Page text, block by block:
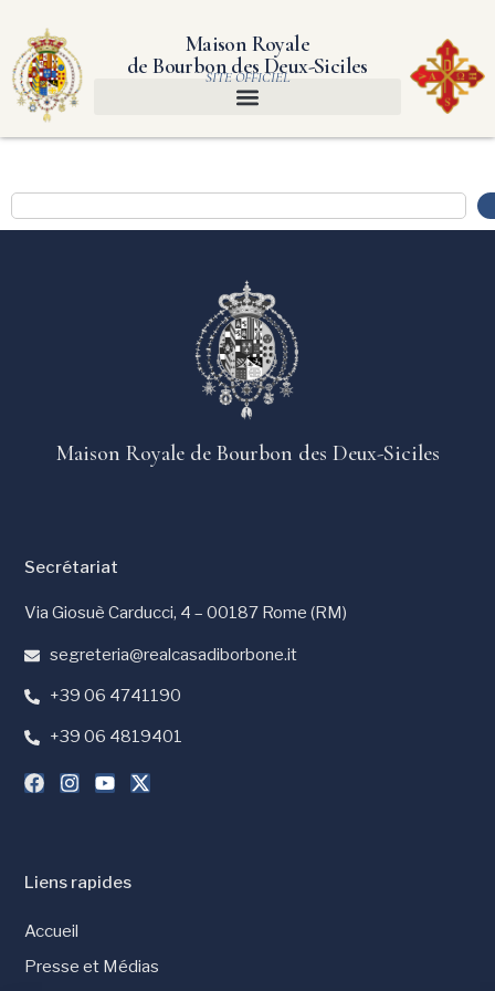
Maison Royale
de Bourbon des Deux-Siciles
SITE OFFICIEL
Maison Royale de Bourbon des Deux-Siciles
Liens rapides
Accueil
Presse et Médias
Secrétariat
Via Giosuè Carducci, 4 – 00187 Rome (RM)
segreteria@realcasadiborbone.it
+39 06 4741190
+39 06 4819401